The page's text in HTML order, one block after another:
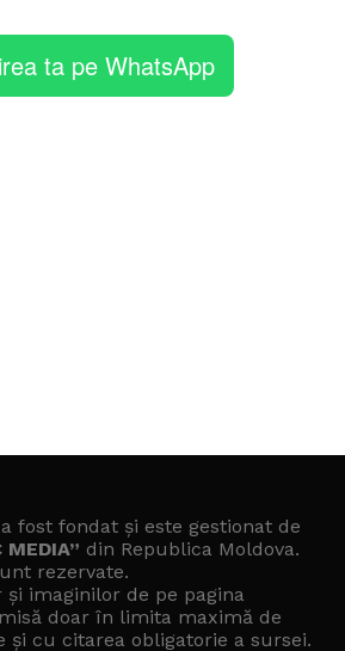
ta pe WhatsApp
a fost fondat și este gestionat de
MEDIA” din Republica Moldova.
rezervate.
imaginilor de pe pagina
doar în limita maximă de
și cu citarea obligatorie a sursei.